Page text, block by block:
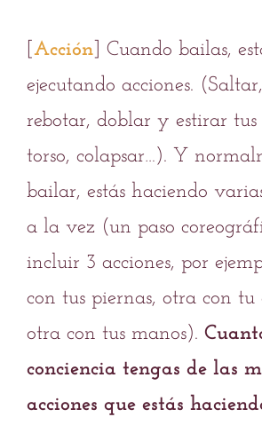
Acción ] Cuando bailas,
ejecutando acciones.
rebotar, doblar y estirar tus
torso, colapsar…). Y
bailar, estás haciendo
a la vez (un paso
incluir 3 acciones, por
con tus piernas, otra con tu
otra con tus manos).
conciencia tengas de las
acciones que estás